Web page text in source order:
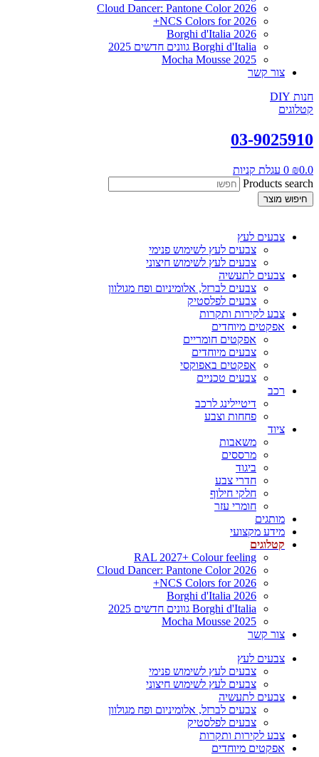
Cloud Dancer: Pantone Color 2026
NCS Colors for 2026+
Borghi d'Italia 2026
Borghi d'Italia גוונים חדשים 2025
Mocha Mousse 2025
צור קשר
חנות DIY
קטלוגים
03-9025910
₪0.0
0 עגלת קניות
Products search
חיפוש מוצר
צבעים לעץ
צבעים לעץ לשימוש פנימי
צבעים לעץ לשימוש חיצוני
צבעים לתעשיה
צבעים לברזל, אלומיניום ופח מגולוון
צבעים לפלסטיק
צבע לקירות ותקרות
אפקטים מיוחדים
אפקטים חומריים
צבעים מיוחדים
אפקטים באפוקסי
צבעים טכניים
רכב
דיטיילינג לרכב
פחחות וצבע
ציוד
משאבות
מרססים
ביגוד
חדרי צבע
חלקי חילוף
חומרי עזר
מותגים
מידע מקצועי
קטלוגים
RAL 2027+ Colour feeling
Cloud Dancer: Pantone Color 2026
NCS Colors for 2026+
Borghi d'Italia 2026
Borghi d'Italia גוונים חדשים 2025
Mocha Mousse 2025
צור קשר
צבעים לעץ
צבעים לעץ לשימוש פנימי
צבעים לעץ לשימוש חיצוני
צבעים לתעשיה
צבעים לברזל, אלומיניום ופח מגולוון
צבעים לפלסטיק
צבע לקירות ותקרות
אפקטים מיוחדים